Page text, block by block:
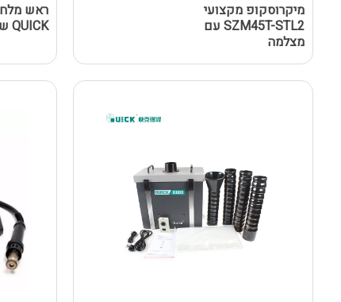
מיקרוסקופ מקצועי
SZM45T-STL2 עם
מצלמה
ראש
QUICK שפיץ